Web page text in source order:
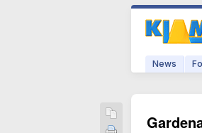
News